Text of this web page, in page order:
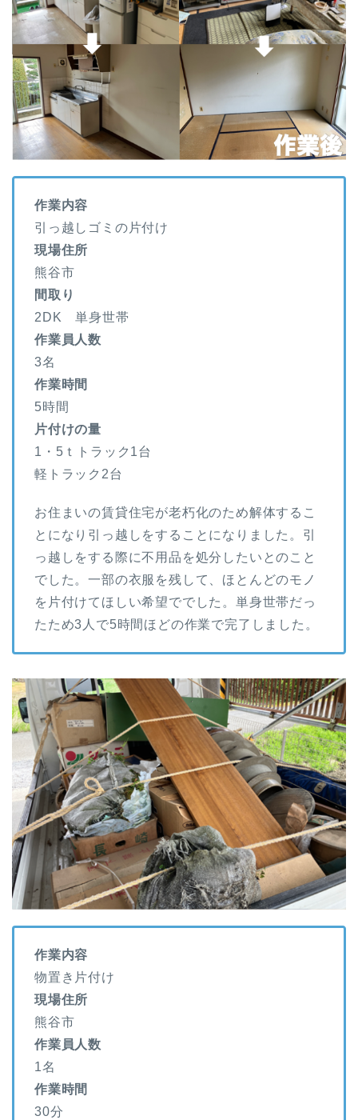
作業内容
引っ越しゴミの片付け
現場住所
熊谷市
間取り
2DK 単身世帯
作業員人数
3名
作業時間
5時間
片付けの量
1・5ｔトラック1台
軽トラック2台
お住まいの賃貸住宅が老朽化のため解体するこ
とになり引っ越しをすることになりました。引
っ越しをする際に不用品を処分したいとのこと
でした。一部の衣服を残して、ほとんどのモノ
を片付けてほしい希望ででした。単身世帯だっ
たため3人で5時間ほどの作業で完了しました。
作業内容
物置き片付け
現場住所
熊谷市
作業員人数
1名
作業時間
30分